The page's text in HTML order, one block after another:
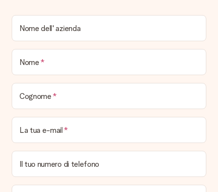
ricevuta viene inviata in allegato all' e-mail di conferma oppure
sarà visualizzabile sul proprio account MySurprise. In questo
Nome dell' azienda
Nome
Cognome
La tua e-mail
Il tuo numero di telefono